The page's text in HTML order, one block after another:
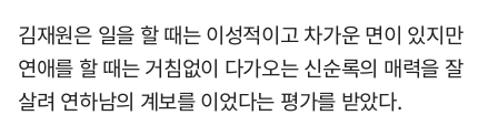
김재원은 일을 할 때는 이성적이고 차가운 면이 있지만
연애를 할 때는 거침없이 다가오는 신순록의 매력을 잘
살려 연하남의 계보를 이었다는 평가를 받았다.